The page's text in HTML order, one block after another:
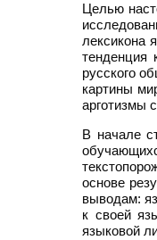
Целью
лексикона
тенденция
русского
картины
арготизмы
В начале
основе
выводам:
к своей
языковой